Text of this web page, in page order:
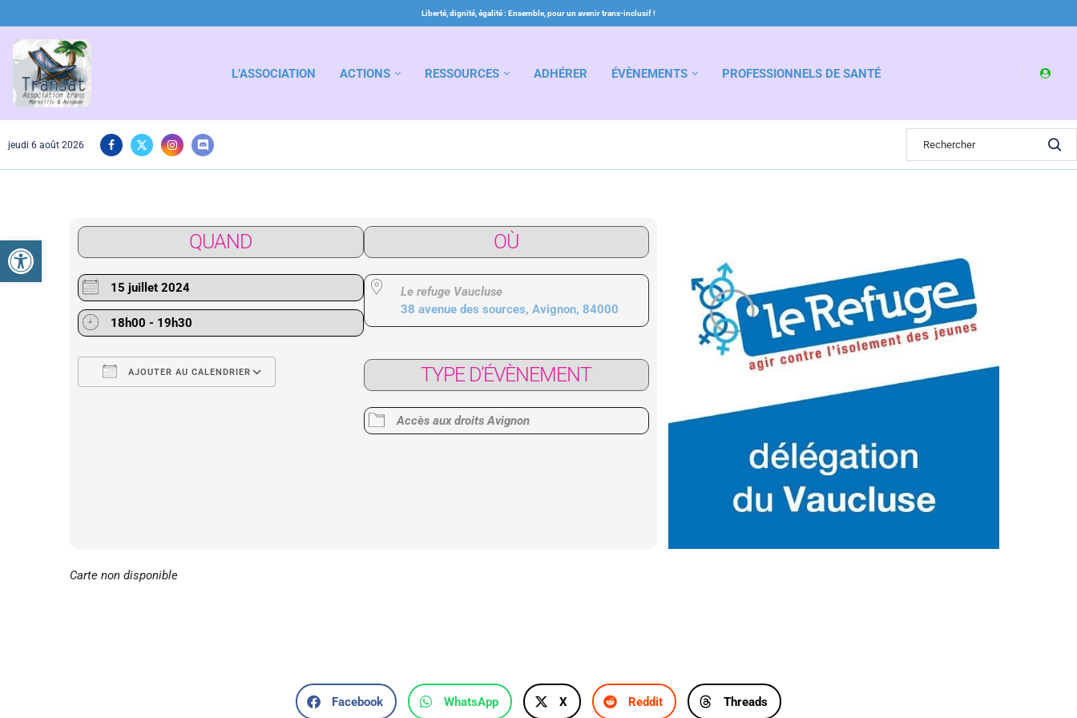
Ouvrir la barre d’outils
Liberté, dignité, égalité : Ensemble, pour un avenir trans-inclusif !
L’ASSOCIATION ACTIONS RESSOURCES ADHÉRER ÉVÈNEMENTS PROFESSIONNELS DE SANTÉ
jeudi 6 août 2026
QUAND
15 juillet 2024
18h00 - 19h30
AJOUTER AU CALENDRIER
Calendrier Google iCalendar
OÙ
Le refuge Vaucluse
38 avenue des sources, Avignon, 84000
TYPE D’ÉVÈNEMENT
Accès aux droits Avignon
Carte non disponible
Facebook WhatsApp X Reddit Threads